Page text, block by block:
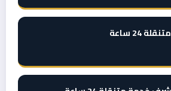
24 ساعة